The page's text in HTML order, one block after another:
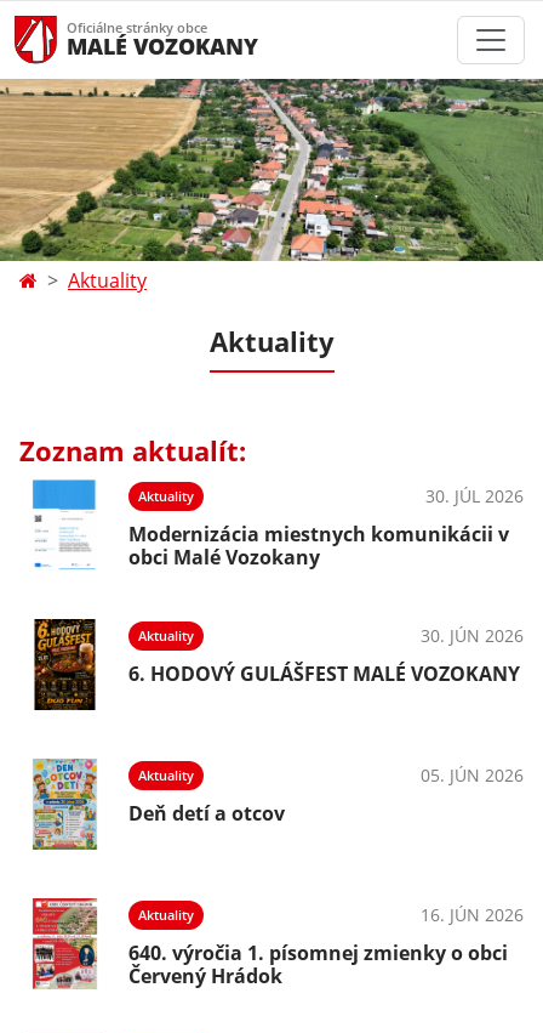
Oficiálne stránky obce
MALÉ VOZOKANY
Aktuality
Aktuality
Zoznam aktualít:
Aktuality 30. JÚL 2026
Modernizácia miestnych komunikácii v
obci Malé Vozokany
Aktuality 30. JÚN 2026
6. HODOVÝ GULÁŠFEST MALÉ VOZOKANY
Aktuality 05. JÚN 2026
Deň detí a otcov
Aktuality 16. JÚN 2026
640. výročia 1. písomnej zmienky o obci
Červený Hrádok